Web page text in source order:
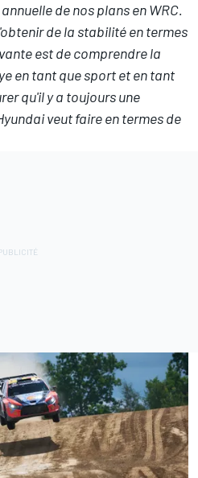
de nos plans en WRC.
de la stabilité en termes
est de comprendre la
en tant que sport et en tant
qu'il y a toujours une
veut faire en termes de